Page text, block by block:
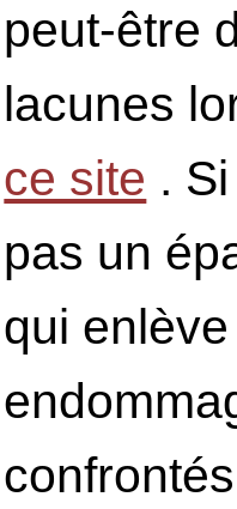
peut-être
lacunes
ce site .
pas un
qui